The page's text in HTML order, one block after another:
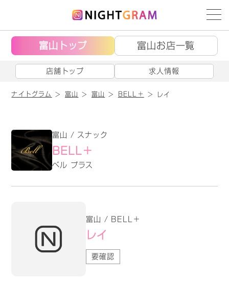
富山トップ 富山お店一覧
店舗トップ 求人情報
ナイトグラム 富山 富山 BELL＋ レイ
富山 / スナック
BELL＋
ベル プラス
富山 / BELL＋
レイ
要確認